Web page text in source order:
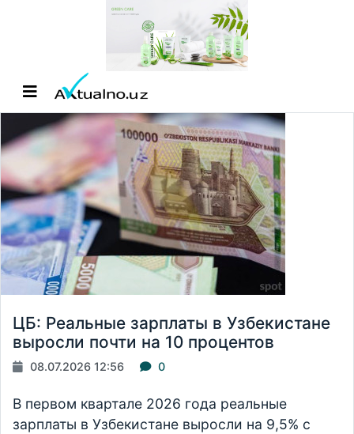
ЦБ: Реальные зарплаты в Узбекистане
выросли почти на 10 процентов
08.07.2026 12:56 0
В первом квартале 2026 года реальные
зарплаты в Узбекистане выросли на 9,5% с